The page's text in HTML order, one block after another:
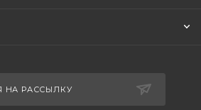
НА РАССЫЛКУ